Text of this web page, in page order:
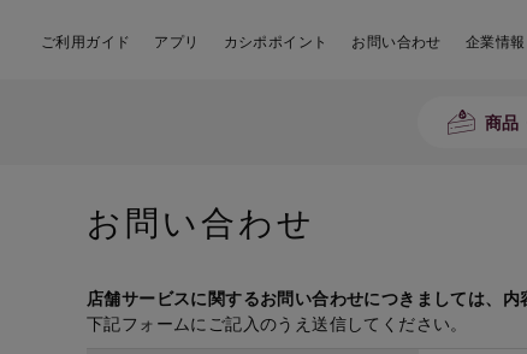
ご利用ガイド アプリ カシポポイント お問い合わせ 企業情報
商品
お問い合わせ
店舗サービスに関するお問い合わせにつきましては、
下記フォームにご記入のうえ送信してください。